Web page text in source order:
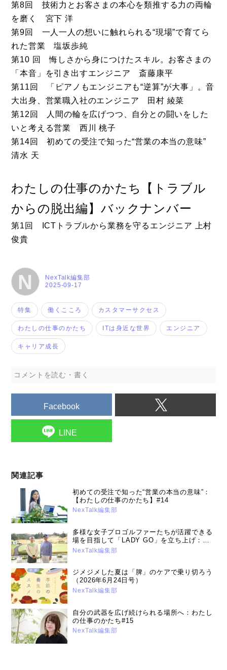
第8回 技術力とお客さまの本心を類推する力の両輪
を磨く 宮下 洋
第9回 一人一人の想いに触れられる“現場”で育てら
れた営業 塩坂歩純
第10 回 悔しさから身につけたスキル。お客さまの
「本音」を引き出すエンジニア 斎藤康平
第11回 「ピアノもエンジニアも“逆算”が大事」。音
大出身、営業職入社のエンジニア 田村 綾菜
第12回 人間の輪を広げつつ、自分との闘いをした
いと考える営業 西川 桃子
第14回 初めての受注で知った“営業の本当の意味”
清水 天
わたしの仕事のかたち【トラブル
からの脱出編】バックナンバー
第1回 ICTトラブルから業務を守るエンジニア 上村
俊貴
N 2025-09-17
NexTalk編集部
特集 働くこころ カスタマーサクセス
わたしの仕事のかたち ITは身近な世界 エンジニア
キャリア成長
コメントを読む・書く
Facebook
LINE
関連記事
初めての受注で知った“営業の本当の意味”：
【わたしの仕事のかたち】#14
NexTalk編集部
多様な女子プロゴルファーたちが活躍できる
場を目指して「LADY GO」を立ち上げ：プ
ロゴルファー 有村智恵さん、原江里菜さん
NexTalk編集部
ジメジメした夏は「脾」のケアで乗り切ろう
（2026年6月24日号）
NexTalk編集部
自分の武器を広げ続けられる場所へ：わたし
の仕事のかたち#15
NexTalk編集部